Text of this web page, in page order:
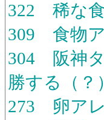
322 稀な
309 食物
304 阪神タ
勝する（？）
273 卵ア